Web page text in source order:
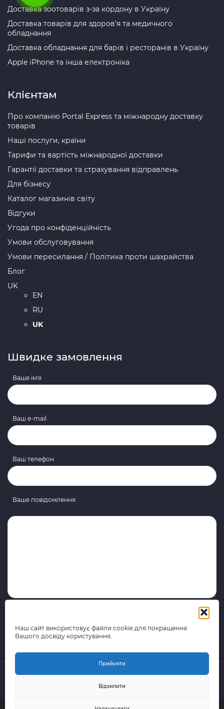
Наш сайт використовує файли cookie для покращення
Вашого досвіду користування.
Прийняти
Відхилити
Доставка зоотоварів з-за кордону в Україну
Доставка товарів для здоров’я та медичного
обладнання
Доставка обладнання для барів і ресторанів в Україну
Apple iPhone та інша електроніка
Клієнтам
Про компанію Portal Express та міжнародну доставку
товарів
Наші послуги, країни
Тарифи та вартість міжнародної доставки
Гарантії доставки та страхування відправлень
Для бізнесу
Каталог магазинів світу
Відгуки
Угода про конфіденційність
Умови обслуговування
Умови пересилання / Політика проти шахрайства
Блог
UK
EN
RU
UK
Швидке замовлення
Ваше ім'я
Ваш e-mail
Ваш телефон
Ваше повідомлення